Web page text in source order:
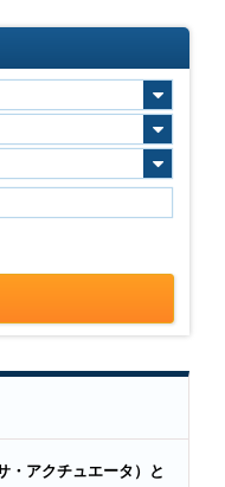
・アクチュエータ）と